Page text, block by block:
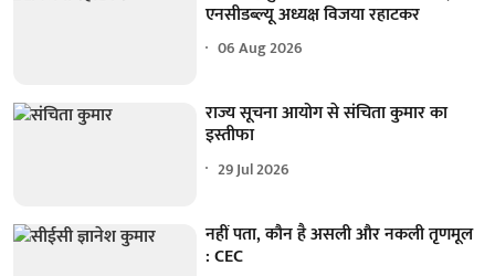
एनसीडब्ल्यू अध्यक्ष विजया रहाटकर
06 Aug 2026
राज्य सूचना आयोग से संचिता कुमार का
इस्तीफा
29 Jul 2026
नहीं पता, कौन है असली और नकली तृणमूल
: CEC